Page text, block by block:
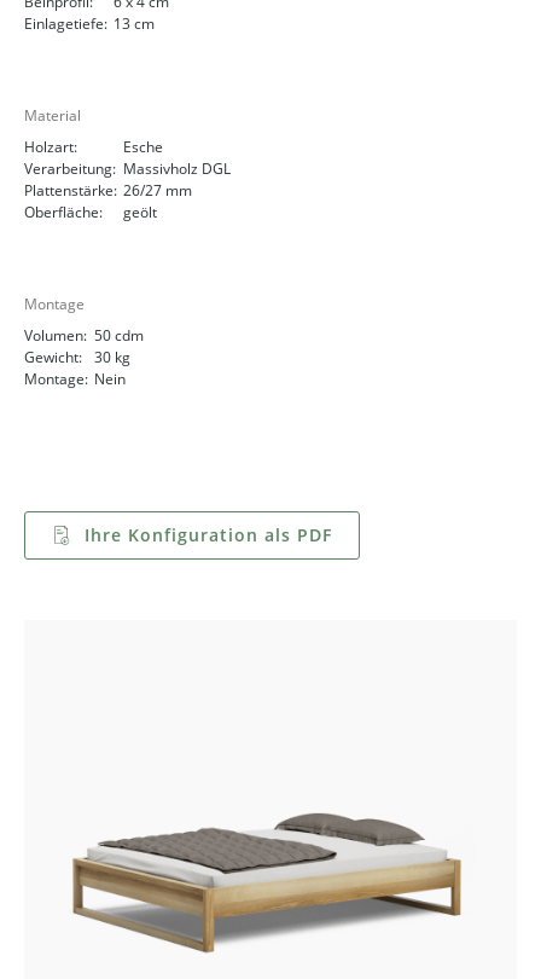
Einlagetiefe: 13 cm
Material
Holzart:
Esche
Verarbeitung: Massivholz DGL
Plattenstärke: 26/27 mm
Oberfläche:
geölt
Montage
Volumen: 50 cdm
Gewicht: 30 kg
Montage: Nein
Ihre Konfiguration als PDF